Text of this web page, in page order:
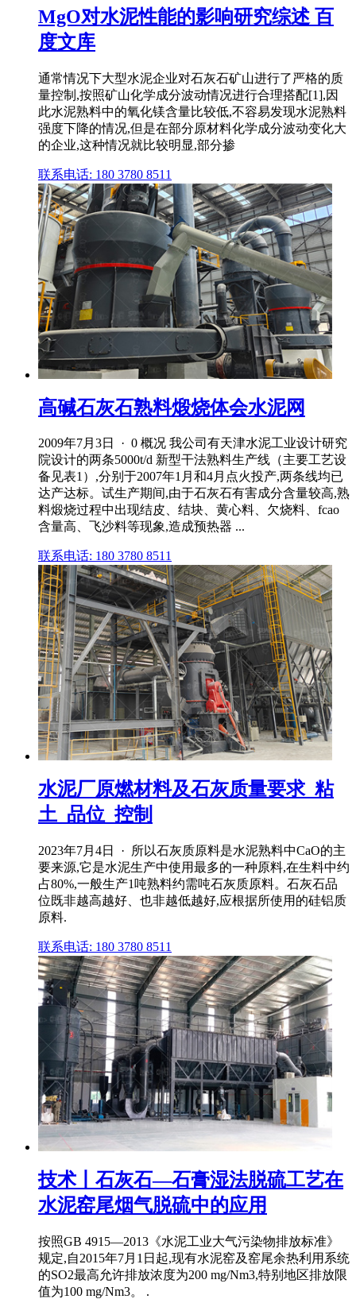
MgO对水泥性能的影响研究综述 百
度文库
通常情况下大型水泥企业对石灰石矿山进行了严格的质
量控制,按照矿山化学成分波动情况进行合理搭配[1],因
此水泥熟料中的氧化镁含量比较低,不容易发现水泥熟料
强度下降的情况,但是在部分原材料化学成分波动变化大
的企业,这种情况就比较明显,部分掺
联系电话: 180 3780 8511
高碱石灰石熟料煅烧体会水泥网
2009年7月3日 · 0 概况 我公司有天津水泥工业设计研究
院设计的两条5000t/d 新型干法熟料生产线（主要工艺设
备见表1）,分别于2007年1月和4月点火投产,两条线均已
达产达标。试生产期间,由于石灰石有害成分含量较高,熟
料煅烧过程中出现结皮、结块、黄心料、欠烧料、fcao
含量高、飞沙料等现象,造成预热器 ...
联系电话: 180 3780 8511
水泥厂原燃材料及石灰质量要求_粘
土_品位_控制
2023年7月4日 · 所以石灰质原料是水泥熟料中CaO的主
要来源,它是水泥生产中使用最多的一种原料,在生料中约
占80%,一般生产1吨熟料约需吨石灰质原料。石灰石品
位既非越高越好、也非越低越好,应根据所使用的硅铝质
原料.
联系电话: 180 3780 8511
技术丨石灰石—石膏湿法脱硫工艺在
水泥窑尾烟气脱硫中的应用
按照GB 4915—2013《水泥工业大气污染物排放标准》
规定,自2015年7月1日起,现有水泥窑及窑尾余热利用系统
的SO2最高允许排放浓度为200 mg/Nm3,特别地区排放限
值为100 mg/Nm3。 .